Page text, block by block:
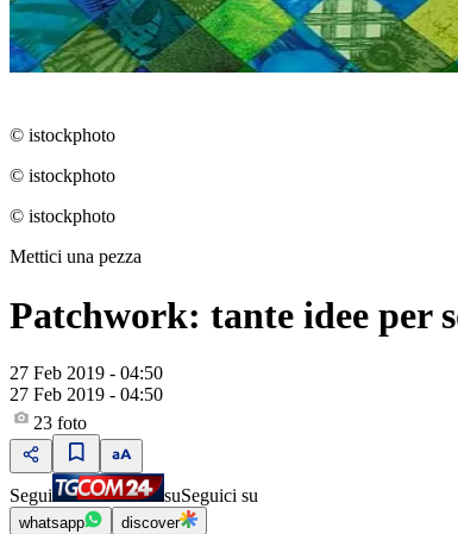
© istockphoto
© istockphoto
© istockphoto
Mettici una pezza
Patchwork: tante idee per
27 Feb 2019 - 04:50
27 Feb 2019 - 04:50
23 foto
Segui suSeguici su
whatsapp discover